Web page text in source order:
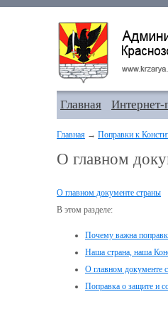
Главная
Главная → Поправки к
О главном
О главном документе страны
В этом разделе:
Почему важна
Наша страна, наша
О главном документе
Поправка о защите и